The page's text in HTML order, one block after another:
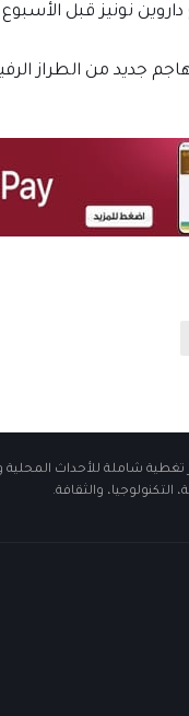
نونيز قبل
جديد من الطراز
شاملة للأحداث المحلية
والثقافة.